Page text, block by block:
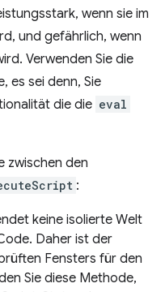
wenn sie im
und gefährlich, wenn
Verwenden Sie die
es sei denn, Sie
die die eval
zwischen den
:
keine isolierte Welt
Daher ist der
Fensters für den
Sie diese Methode,